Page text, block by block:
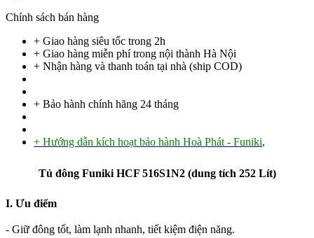
Chính sách bán hàng
+ Giao hàng siêu tốc trong 2h
+ Giao hàng miễn phí trong nội thành Hà Nội
+ Nhận hàng và thanh toán tại nhà (ship COD)
+ Bảo hành chính hãng 24 tháng
+ Hướng dẫn kích hoạt bảo hành Hoà Phát - Funiki,
Tủ đông Funiki HCF 516S1N2 (dung tích 252 Lít)
I. Ưu điểm
- Giữ đông tốt, làm lạnh nhanh, tiết kiệm điện năng.